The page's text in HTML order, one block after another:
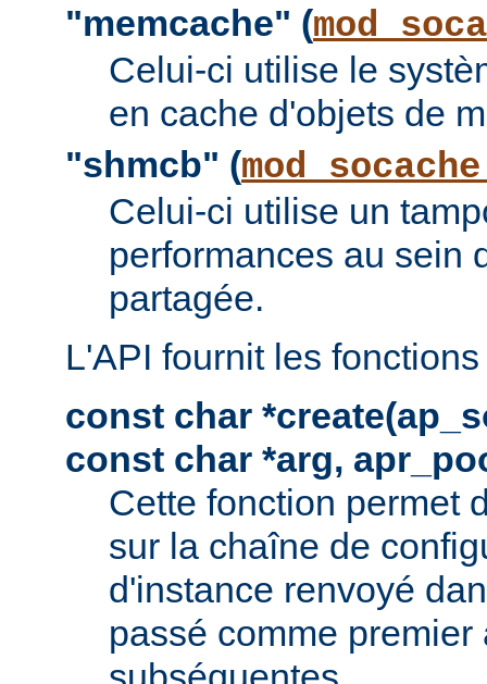
"memcache" (
Celui-ci utilise le
en cache d'objets de
"shmcb" (
Celui-ci utilise un
performances au sein
partagée.
L'API fournit les
const char
const char *arg,
Cette fonction permet
sur la chaîne de
d'instance renvoyé
passé comme